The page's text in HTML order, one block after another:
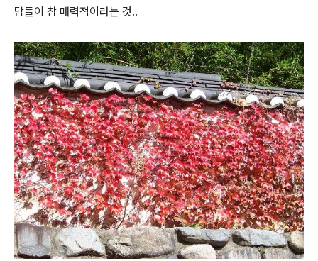
담들이 참 매력적이라는 것..